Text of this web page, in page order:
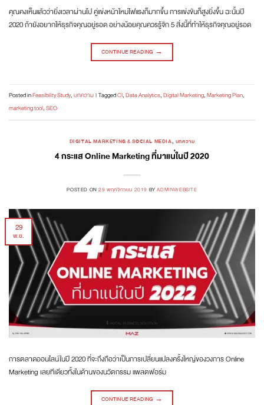
คุณคงเห็นแล้วว่ายิ่งเวลาผ่านไป คู่แข่งหน้าใหม่ไฟแรงก็มากขึ้น การแข่งขันก็สูงยิ่งขึ้น ฉะนั้นปี
2020 ถ้ายังอยากให้ธุรกิจคุณอยู่รอด อย่างน้อยคุณควรรู้จัก 5 สิ่งนี้ที่ทำให้ธุรกิจคุณอยู่รอด
CONTINUE READING →
Posted inFeasibility Study,บทความ|TaggedCI,Data Analytics,Digital Marketing,Marketing Plan,
marketing tool,SEO
DIGITAL MARKETING & SOCIAL MEDIA, บทความ
4 กระแส Online Marketing ที่มาแน่ในปี 2020
POSTED ON29 พฤศจิกายน 2019 BYADMINWEBSITE
29
พ.ย.
การตลาดออนไลน์ในปี 2020 ที่จะถึงถือว่าเป็นการเปลี่ยนแปลงครั้งใหญ่ของวงการ Online
Marketing เลยทีเดียวทั้งในด้านของนวัตกรรม แพลตฟอร์ม
CONTINUE READING →